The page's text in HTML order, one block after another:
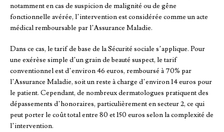
notamment en cas de suspicion de malignité ou de gêne
fonctionnelle avérée, l’intervention est considérée comme un acte
médical remboursable par l’Assurance Maladie.
Dans ce cas, le tarif de base de la Sécurité sociale s’applique. Pour
une exérèse simple d’un grain de beauté suspect, le tarif
conventionnel est d’environ 46 euros, remboursé à 70% par
l’Assurance Maladie, soit un reste à charge d’environ 14 euros pour
le patient. Cependant, de nombreux dermatologues pratiquent des
dépassements d’honoraires, particulièrement en secteur 2, ce qui
peut porter le coût total entre 80 et 150 euros selon la complexité de
l’intervention.